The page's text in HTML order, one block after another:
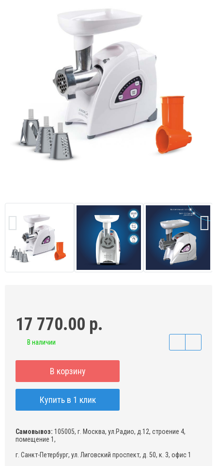
17 770.00 р.
В наличии
В корзину
Купить в 1 клик
Самовывоз: 105005, г. Москва, ул.Радио, д.12, строение 4,
помещение 1,
г. Санкт-Петербург, ул. Лиговский проспект, д. 50, к. 3, офис 1